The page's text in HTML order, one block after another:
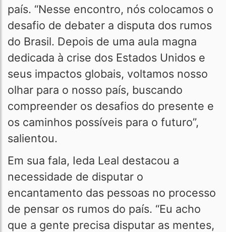
país. “Nesse encontro, nós colocamos o
desafio de debater a disputa dos rumos
do Brasil. Depois de uma aula magna
dedicada à crise dos Estados Unidos e
seus impactos globais, voltamos nosso
olhar para o nosso país, buscando
compreender os desafios do presente e
os caminhos possíveis para o futuro”,
salientou.
Em sua fala, Ieda Leal destacou a
necessidade de disputar o
encantamento das pessoas no processo
de pensar os rumos do país. “Eu acho
que a gente precisa disputar as mentes,